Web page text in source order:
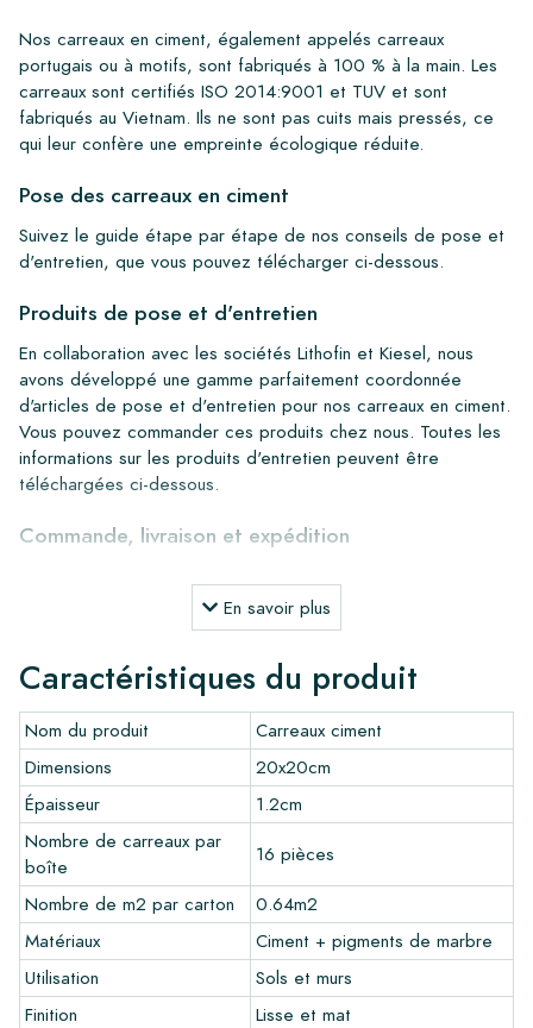
Nos carreaux en ciment, également appelés carreaux
portugais ou à motifs, sont fabriqués à 100 % à la main. Les
carreaux sont certifiés ISO 2014:9001 et TUV et sont
fabriqués au Vietnam. Ils ne sont pas cuits mais pressés, ce
qui leur confère une empreinte écologique réduite.
Pose des carreaux en ciment
Suivez le guide étape par étape de nos conseils de pose et
d'entretien, que vous pouvez télécharger ci-dessous.
Produits de pose et d'entretien
En collaboration avec les sociétés Lithofin et Kiesel, nous
avons développé une gamme parfaitement coordonnée
d'articles de pose et d'entretien pour nos carreaux en ciment.
Vous pouvez commander ces produits chez nous. Toutes les
informations sur les produits d'entretien peuvent être
téléchargées ci-dessous.
Commande, livraison et expédition
Europe dans un délai de 4 à 5 jours ouvrables. Cependant,
pour les projets sur mesure, les délais de livraison et
livrons avec des transporteurs réputés, mais vous pouvez
également récupérer les carreaux vous-même dans notre
entrepôt à Alkmaar ou notre salle d'exposition à Breda. Les
retours de carreaux ne sont acceptés que dans des boîtes
intactes et non ouvertes, et à vos frais.
Commande d'échantillons
Pour avoir une bonne impression de nos produits, nous
recommandons toujours de commander quelques échantillons
au préalable. Les frais d'échantillons seront déduits de toute
commande éventuelle.
Créez votre propre carreau
En savoir plus
Caractéristiques du produit
Nom du produit
Carreaux ciment
Dimensions
20x20cm
Épaisseur
1.2cm
Nombre de carreaux par
boîte
16 pièces
Nombre de m2 par carton
0.64m2
Matériaux
Ciment + pigments de marbre
Utilisation
Sols et murs
Finition
Lisse et mat